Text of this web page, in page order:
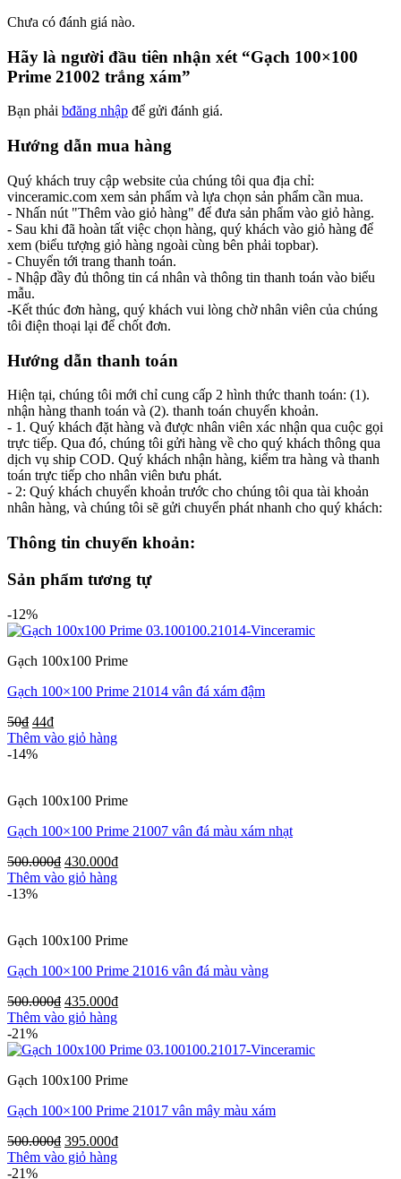
Chưa có đánh giá nào.
Hãy là người đầu tiên nhận xét “Gạch 100×100
Prime 21002 trắng xám”
Bạn phải bđăng nhập để gửi đánh giá.
Hướng dẫn mua hàng
Quý khách truy cập website của chúng tôi qua địa chỉ:
vinceramic.com xem sản phẩm và lựa chọn sản phẩm cần mua.
- Nhấn nút "Thêm vào giỏ hàng" để đưa sản phẩm vào giỏ hàng.
- Sau khi đã hoàn tất việc chọn hàng, quý khách vào giỏ hàng để
xem (biểu tượng giỏ hàng ngoài cùng bên phải topbar).
- Chuyển tới trang thanh toán.
- Nhập đầy đủ thông tin cá nhân và thông tin thanh toán vào biểu
mẫu.
-Kết thúc đơn hàng, quý khách vui lòng chờ nhân viên của chúng
tôi điện thoại lại để chốt đơn.
Hướng dẫn thanh toán
Hiện tại, chúng tôi mới chỉ cung cấp 2 hình thức thanh toán: (1).
nhận hàng thanh toán và (2). thanh toán chuyển khoản.
- 1. Quý khách đặt hàng và được nhân viên xác nhận qua cuộc gọi
trực tiếp. Qua đó, chúng tôi gửi hàng về cho quý khách thông qua
dịch vụ ship COD. Quý khách nhận hàng, kiểm tra hàng và thanh
toán trực tiếp cho nhân viên bưu phát.
- 2: Quý khách chuyển khoản trước cho chúng tôi qua tài khoản
nhân hàng, và chúng tôi sẽ gửi chuyển phát nhanh cho quý khách:
Thông tin chuyển khoản:
Sản phẩm tương tự
-12%
Gạch 100x100 Prime
Gạch 100×100 Prime 21014 vân đá xám đậm
50₫ 44₫
Thêm vào giỏ hàng
-14%
Gạch 100x100 Prime
Gạch 100×100 Prime 21007 vân đá màu xám nhạt
500.000₫ 430.000₫
Thêm vào giỏ hàng
-13%
Gạch 100x100 Prime
Gạch 100×100 Prime 21016 vân đá màu vàng
500.000₫ 435.000₫
Thêm vào giỏ hàng
-21%
Gạch 100x100 Prime
Gạch 100×100 Prime 21017 vân mây màu xám
500.000₫ 395.000₫
Thêm vào giỏ hàng
-21%